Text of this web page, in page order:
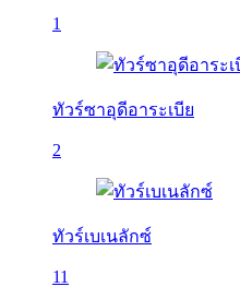
1
ทัวร์ซาอุดีอาระเบีย
2
ทัวร์เบเนลักซ์
11